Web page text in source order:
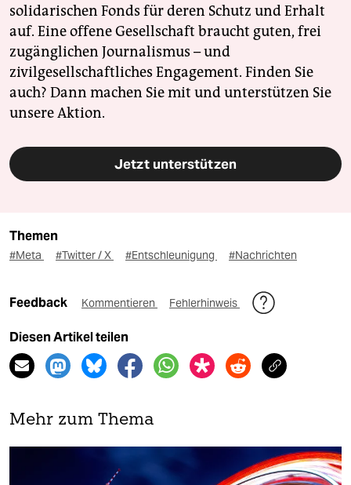
solidarischen Fonds für deren Schutz und Erhalt
auf. Eine offene Gesellschaft braucht guten, frei
zugänglichen Journalismus – und
zivilgesellschaftliches Engagement. Finden Sie
auch? Dann machen Sie mit und unterstützen Sie
unsere Aktion.
Jetzt unterstützen
Themen
#Meta #Twitter / X #Entschleunigung #Nachrichten
Feedback Kommentieren Fehlerhinweis
Diesen Artikel teilen
Mehr zum Thema